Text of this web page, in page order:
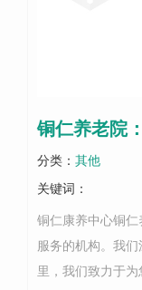
铜仁养老院
分类： 其他
关键词：
铜仁康养中心铜
服务的机构。我
里，我们致力于为